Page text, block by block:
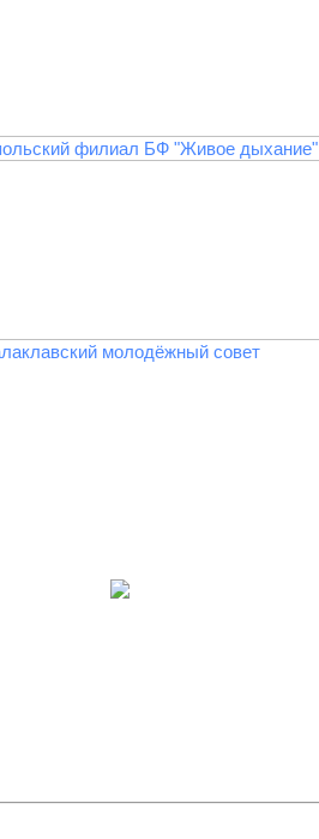
филиал БФ "Живое дыхание"
молодёжный совет